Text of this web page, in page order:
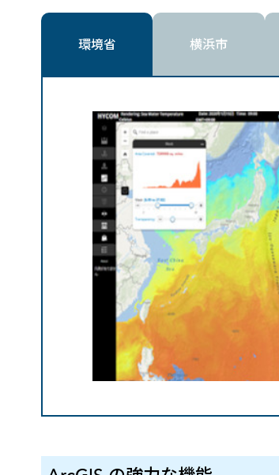
環境省 横浜市